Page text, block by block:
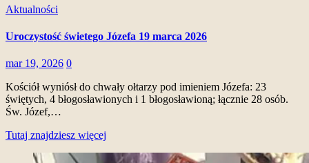
Aktualności
Uroczystość świetego Józefa 19 marca 2026
mar 19, 2026 0
Kościół wyniósł do chwały ołtarzy pod imieniem Józefa: 23
świętych, 4 błogosławionych i 1 błogosławioną; łącznie 28 osób.
Św. Józef,…
Tutaj znajdziesz więcej